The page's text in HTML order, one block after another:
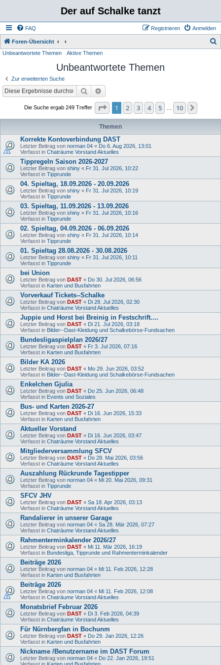
Der auf Schalke tanzt
FAQ Anmelden
Registrieren
Foren-Übersicht
Unbeantwortete Themen Aktive Themen
Unbeantwortete Themen
Zur erweiterten Suche
Suche
Die Suche ergab 249 Treffer Seite 1von 10
1 2 3 4 5 10
Themen
Korrekte Kontoverbindung DAST
Letzter Beitrag von norman 04 « Do 6. Aug 2026, 13:01
Verfasst in Chaträume Vorstand Aktuelles
Tippregeln Saison 2026-2027
Letzter Beitrag von shiny « Fr 31. Jul 2026, 10:22
Verfasst in Tipprunde
04. Spieltag, 18.09.2026 - 20.09.2026
Letzter Beitrag von shiny « Fr 31. Jul 2026, 10:19
Verfasst in Tipprunde
03. Spieltag, 11.09.2026 - 13.09.2026
Letzter Beitrag von shiny « Fr 31. Jul 2026, 10:16
Verfasst in Tipprunde
02. Spieltag, 04.09.2026 - 06.09.2026
Letzter Beitrag von shiny « Fr 31. Jul 2026, 10:14
Verfasst in Tipprunde
01. Spieltag 28.08.2026 - 30.08.2026
Letzter Beitrag von shiny « Fr 31. Jul 2026, 10:11
Verfasst in Tipprunde
bei Union
Letzter Beitrag von DAST « Do 30. Jul 2026, 06:56
Verfasst in Karten und Busfahrten
Vorverkauf Tickets--Schalke
Letzter Beitrag von DAST « Di 28. Jul 2026, 02:30
Verfasst in Chaträume Vorstand Aktuelles
Juppie und Horst bei Breinig in Festschrift....
Letzter Beitrag von DAST « Di 21. Jul 2026, 03:18
Verfasst in Bilder--Dast-Kleidung und Schalkebörse-Fundsachen
Bundesligaspielplan 2026/27
Letzter Beitrag von DAST « Fr 3. Jul 2026, 07:16
Verfasst in Karten und Busfahrten
Bilder KA 2026
Letzter Beitrag von DAST « Mo 29. Jun 2026, 03:52
Verfasst in Bilder--Dast-Kleidung und Schalkebörse-Fundsachen
Enkelchen Gjulia
Letzter Beitrag von DAST « Do 25. Jun 2026, 06:48
Verfasst in Events und Soziales
Bus- und Karten 2026-27
Letzter Beitrag von DAST « Di 16. Jun 2026, 15:33
Verfasst in Karten und Busfahrten
Aktueller Vorstand
Letzter Beitrag von DAST « Di 16. Jun 2026, 03:47
Verfasst in Chaträume Vorstand Aktuelles
Mitgliederversammlung SFCV
Letzter Beitrag von DAST « Do 28. Mai 2026, 03:56
Verfasst in Chaträume Vorstand Aktuelles
Auszahlung Rückrunde Tagestipper
Letzter Beitrag von norman 04 « Mi 20. Mai 2026, 09:31
Verfasst in Tipprunde
SFCV JHV
Letzter Beitrag von DAST « Sa 18. Apr 2026, 03:13
Verfasst in Chaträume Vorstand Aktuelles
Randalierer in unserer Garage
Letzter Beitrag von norman 04 « Sa 28. Mär 2026, 07:27
Verfasst in Chaträume Vorstand Aktuelles
Rahmenterminkalender 2026/27
Letzter Beitrag von DAST « Mi 11. Mär 2026, 16:19
Verfasst in Bundesliga, Tipprunde und Rahmenterminkalender
Beiträge 2026
Letzter Beitrag von norman 04 « Mi 11. Feb 2026, 12:28
Verfasst in Karten und Busfahrten
Beiträge 2026
Letzter Beitrag von norman 04 « Mi 11. Feb 2026, 12:08
Verfasst in Chaträume Vorstand Aktuelles
Monatsbrief Februar 2026
Letzter Beitrag von DAST « Di 3. Feb 2026, 04:39
Verfasst in Chaträume Vorstand Aktuelles
Für Nürnbergfan in Bochunm
Letzter Beitrag von DAST « Do 29. Jan 2026, 12:26
Verfasst in Karten und Busfahrten
Nickname /Benutzername im DAST Forum
Letzter Beitrag von norman 04 « Do 22. Jan 2026, 19:51
Verfasst in Karten und Busfahrten